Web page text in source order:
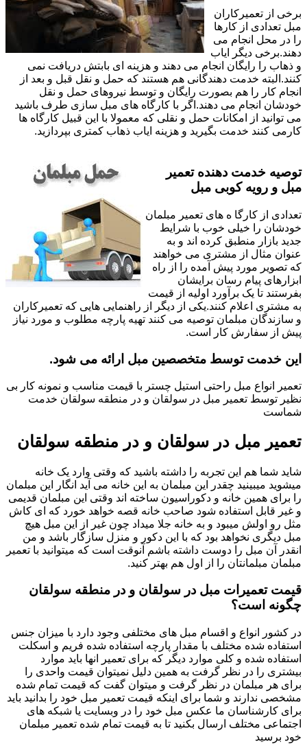
برخی از تعمیرکاران
مبل تعدادی از کارها
را در محل انجام می
دهند.برخی دیگر ایاب
و ذهاب را رایگان انجام می دهند و هزینه ای بابتش دریافت نمی
کنند.البته خدمت دهندگانی هم هستند که حمل و نقل قبل و بعد از
انجام کار را هم بصورت رایگان و توسط نیروهای حمل و نقل
خودشان انجام می دهند.اگر با کارگاه های مبل سازی طرف باشید
می توانید از امکانات حمل و نقلی که معمولا با این قبیل کارگاه ها
کارمی کنند خدمت بگیرید و هزینه ایاب ذهاب کمتری بپردازید.
توصیه خدمت دهنده تعمیر
مبل و رویه کوبی مبل
تعدادی از کارگا ه های تعمیر مبلمان
خودشان را خیلی خوب با شرایط
جدید بازار منطبق کرده اند و به
عنوان مثال از مشتری می خواهند
که تصویر مورد پیش آمده را از راه
ابزارهای پیام رسان برایشان
بفرستند تا یک برآورد اولیه از قیمت
به مشتری اعلام کنند.یکی از دیگر از راهنمایی هایی که تعمیرکاران
و سازندگان مبلمان توصیه می کنند تهیه پارچه مطلوب و مورد نیاز
پیش از سفارش کار است.
این خدمت توسط متخصصین مبل ارائه می شود.
تعمیر انواع مبل راحتی استیل چستر با قیمت مناسب و نمونه کار بی
نظیر توسط تعمیر مبل در سولقان و در منطقه سولقان خدمت
شماست
تعمیر مبل در سولقان و در منطقه سولقان
شاید شما هم این تجربه را داشته باشید که وقتی وارد یک خانه
میشوید میبینید چقدر این مبلمان به این خانه می آید انگار این مبلمان
را برای همین خانه و دکوراسیون ساخته اند وقتی این مبلمان قدیمی
و غیر قابل استفاده شود صاحب خانه قصه خواهد خورد که ای کاش
مثل رو اولش میبود و به خانه جلا میداد چون غیر از این مبل هیچ
مبل دیگری نخواهد بود که با این دکور و منزل سازگار باشد و من
انقدر آن مبل را دوست داشته باشم آنوقت است که میتوانید با تعمیر
مبلمان مبلمانتان را از اول هم بهتر کنید.
قیمت تعمیرات مبل در سولقان و در منطقه سولقان
چگونه است؟
در کشور انواع و اقسام مبل های مختلفی وجود دارد با میزان جنس
استفاده شده مختلف با مقدار پارچه استفاده شده فریم و اسکلت
استفاده شده و کلی موارد دیگر که برای تعمیر انها باید موارد
بیشتری را در نظر گرفت به همین دلیل نمیتوان قیمت واحدی را
برای هر مبلمان در نظر گرفت و میتوان گفت که قیمت تمام شده
مشخصی ندارند و شما برای اینکه قیمت تعمیر مبل خود را بدانید باید
برای کارشناسان ما عکس مبل خود را در وبسایت یا شبکه های
اجتماعی مختلف ارسال بکنید تا به قیمت تمام شده تعمیر مبلمان
خود برسید